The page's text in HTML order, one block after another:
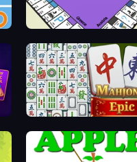
Mahjong Epic